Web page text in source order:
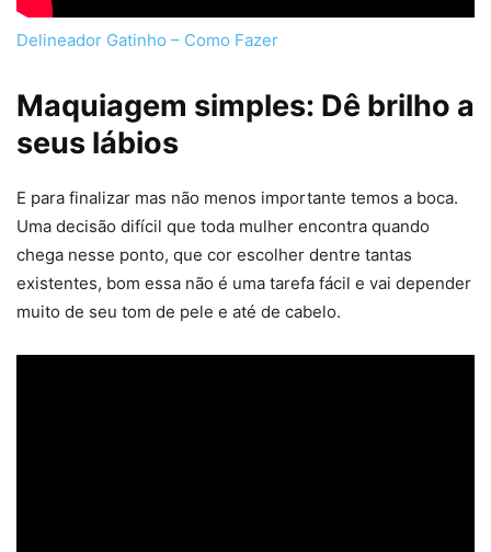
Delineador Gatinho – Como Fazer
Maquiagem simples: Dê brilho a
seus lábios
E para finalizar mas não menos importante temos a boca.
Uma decisão difícil que toda mulher encontra quando
chega nesse ponto, que cor escolher dentre tantas
existentes, bom essa não é uma tarefa fácil e vai depender
muito de seu tom de pele e até de cabelo.